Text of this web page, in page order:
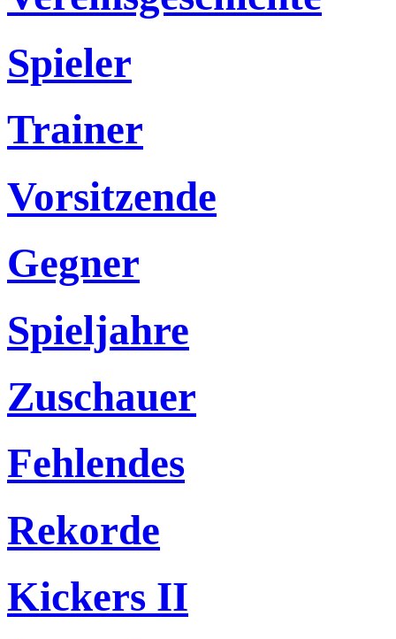
Spieler
Trainer
Vorsitzende
Gegner
Spieljahre
Zuschauer
Fehlendes
Rekorde
Kickers II